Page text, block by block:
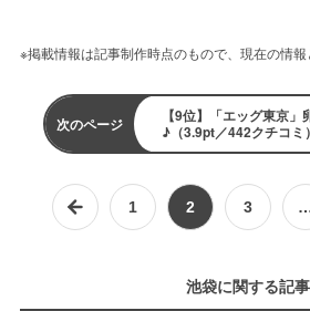
※掲載情報は記事制作時点のもので、現在の情報
次のページ
【9位】「エッグ東京」
♪（3.9pt／442クチコミ）
1 2 3
池袋に関する記事